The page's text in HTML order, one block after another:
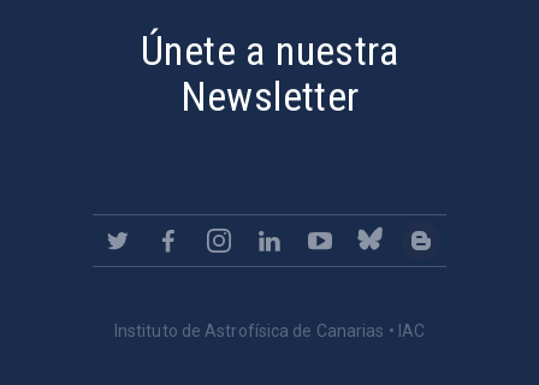
Únete a nuestra
Newsletter
Instituto de Astrofísica de Canarias • IAC